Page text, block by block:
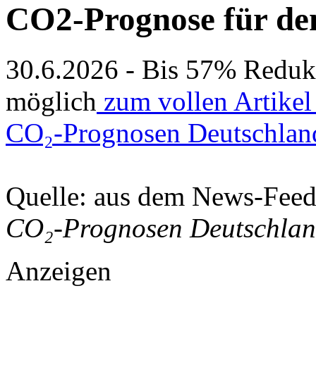
CO2-Prognose für
30.6.2026 - Bis 57%
möglich zum vollen
CO₂-Prognosen
Quelle: aus dem News-
CO₂-Prognosen
Anzeigen